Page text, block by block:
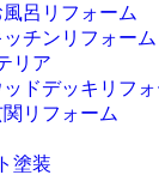
風呂リフォーム
ッチンリフォーム
リア
ッドデッキリフォ
リフォーム
塗装